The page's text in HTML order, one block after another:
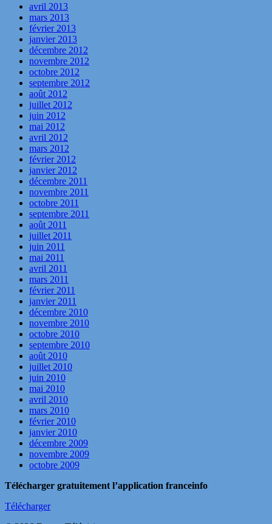
avril 2013
mars 2013
février 2013
janvier 2013
décembre 2012
novembre 2012
octobre 2012
septembre 2012
août 2012
juillet 2012
juin 2012
mai 2012
avril 2012
mars 2012
février 2012
janvier 2012
décembre 2011
novembre 2011
octobre 2011
septembre 2011
août 2011
juillet 2011
juin 2011
mai 2011
avril 2011
mars 2011
février 2011
janvier 2011
décembre 2010
novembre 2010
octobre 2010
septembre 2010
août 2010
juillet 2010
juin 2010
mai 2010
avril 2010
mars 2010
février 2010
janvier 2010
décembre 2009
novembre 2009
octobre 2009
Télécharger gratuitement l’application franceinfo
Télécharger